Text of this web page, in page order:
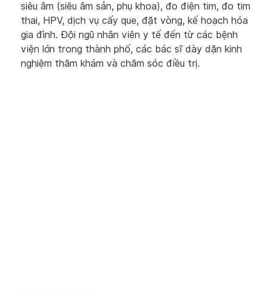
siêu âm (siêu âm sản, phụ khoa), đo điện tim, đo tim
thai, HPV, dịch vụ cấy que, đặt vòng, kế hoạch hóa
gia đình. Đội ngũ nhân viên y tế đến từ các bệnh
viện lớn trong thành phố, các bác sĩ dày dặn kinh
nghiệm thăm khám và chăm sóc điều trị.